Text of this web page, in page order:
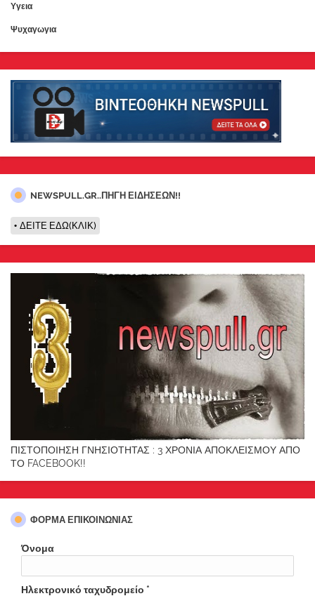
Υγεια
Ψυχαγωγια
NEWSPULL.GR..ΠΗΓΗ ΕΙΔΗΣΕΩΝ!!
ΔΕΙΤΕ ΕΔΩ(ΚΛΙΚ)
ΠΙΣΤΟΠΟΙΗΣΗ ΓΝΗΣΙΟΤΗΤΑΣ : 3 ΧΡΟΝΙΑ ΑΠΟΚΛΕΙΣΜΟΥ ΑΠΟ
ΤΟ FACEBOOK!!
ΦΌΡΜΑ ΕΠΙΚΟΙΝΩΝΊΑΣ
Όνομα
Ηλεκτρονικό ταχυδρομείο *